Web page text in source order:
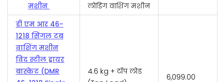
मशीन
लोडिंग वाशिंग मशीन
डी एम आर 46-
1218 सिंगल टब
वाशिंग मशीन
विद स्टील ड्रायर
बास्केट (DMR
4.6 kg + टॉप लोड
₹6,099.00